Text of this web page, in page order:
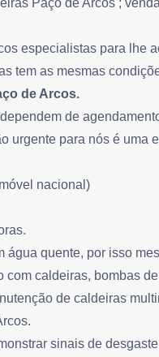
Paço de Arcos ;
especialistas para lhe
tem as mesmas
de Arcos.
de
urgente para nós é uma
nacional)
quente, por isso
caldeiras, bombas
de caldeiras
sinais de